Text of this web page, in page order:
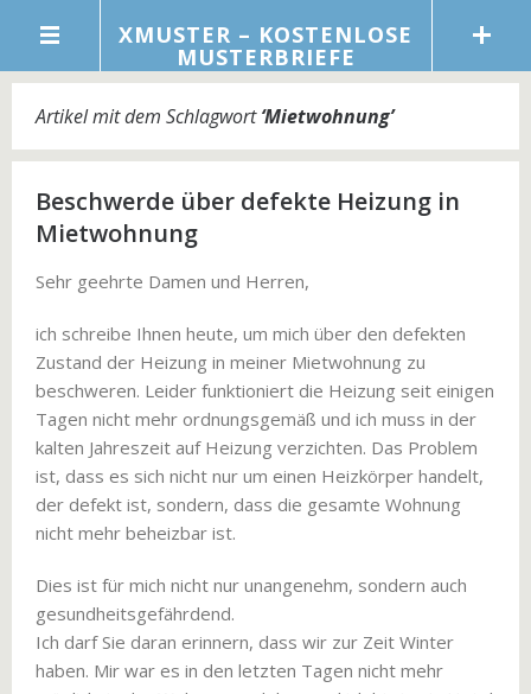
XMUSTER – KOSTENLOSE
MUSTERBRIEFE
Artikel mit dem Schlagwort‘Mietwohnung’
Beschwerde über defekte Heizung in
Mietwohnung
Sehr geehrte Damen und Herren,
ich schreibe Ihnen heute, um mich über den defekten
Zustand der Heizung in meiner Mietwohnung zu
beschweren. Leider funktioniert die Heizung seit einigen
Tagen nicht mehr ordnungsgemäß und ich muss in der
kalten Jahreszeit auf Heizung verzichten. Das Problem
ist, dass es sich nicht nur um einen Heizkörper handelt,
der defekt ist, sondern, dass die gesamte Wohnung
nicht mehr beheizbar ist.
Dies ist für mich nicht nur unangenehm, sondern auch
gesundheitsgefährdend.
Ich darf Sie daran erinnern, dass wir zur Zeit Winter
haben. Mir war es in den letzten Tagen nicht mehr